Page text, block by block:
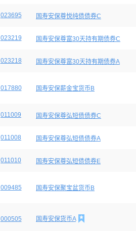
023695 国寿安保尊悦纯债债券C
023219 国寿安保尊富30天持有期债券C
023218 国寿安保尊富30天持有期债券A
017880 国寿安保薪金宝货币B
011009 国寿安保尊弘短债债券C
011008 国寿安保尊弘短债债券A
011010 国寿安保尊弘短债债券E
009485 国寿安保聚宝盆货币B
000505 国寿安保货币A 